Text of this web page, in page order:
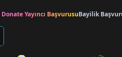
Donate Yayıncı BaşvurusuBayilik